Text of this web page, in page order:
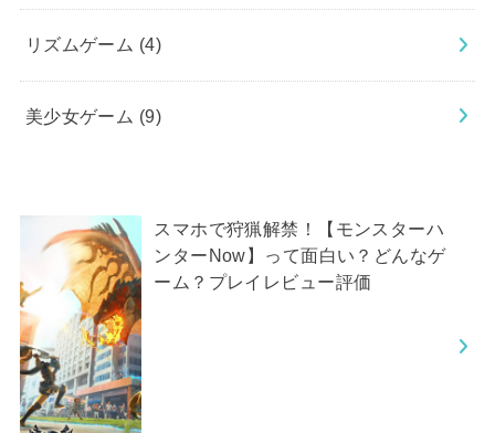
リズムゲーム (4)
美少女ゲーム (9)
スマホで狩猟解禁！【モンスターハ
ンターNow】って面白い？どんなゲ
ーム？プレイレビュー評価